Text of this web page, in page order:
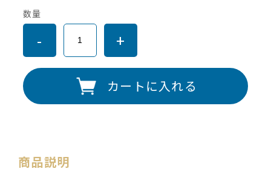
数量
- +
カートに入れる
商品説明